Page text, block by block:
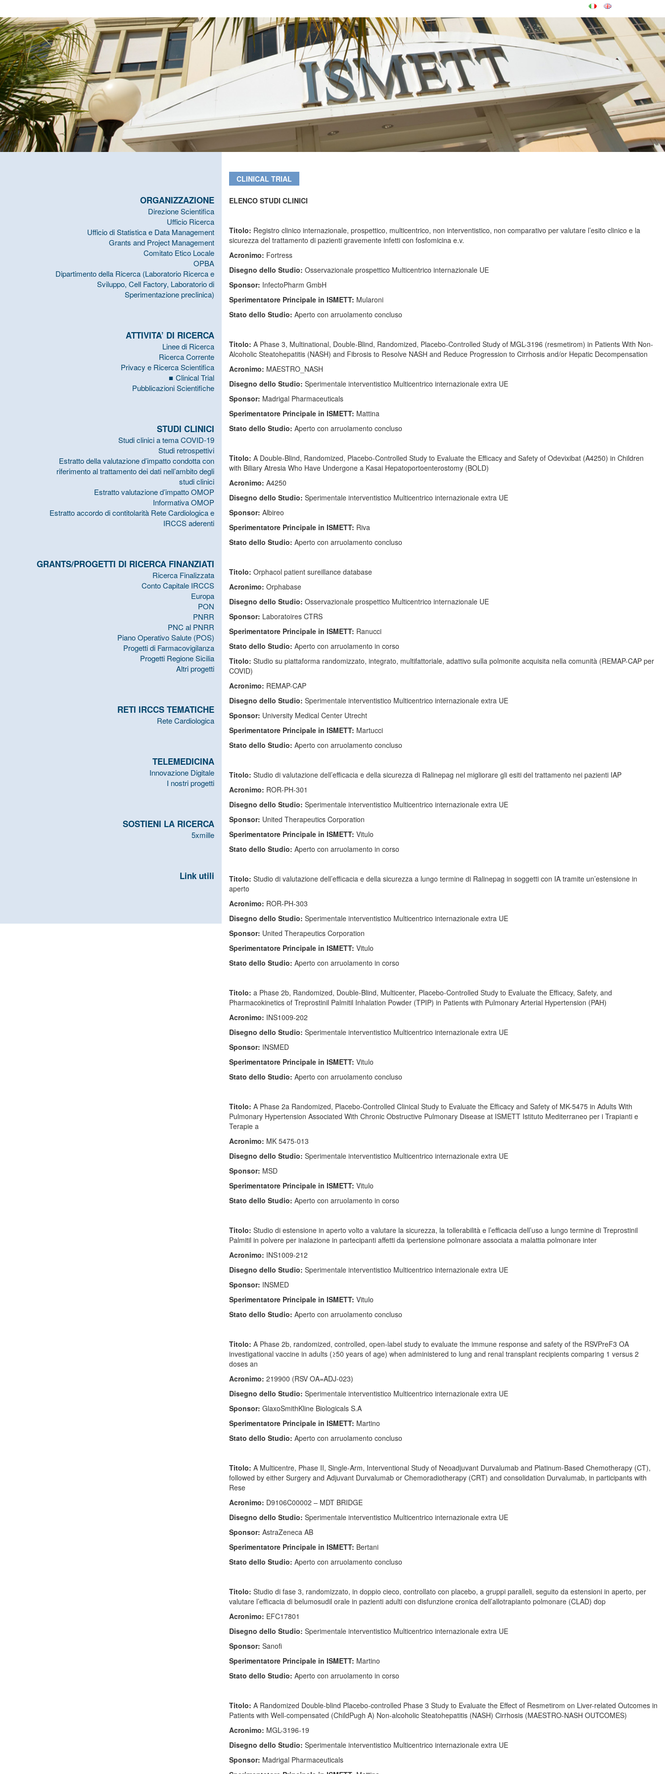
ORGANIZZAZIONE
Direzione Scientifica
Ufficio Ricerca
Ufficio di Statistica e Data Management
Grants and Project Management
Comitato Etico Locale
OPBA
Dipartimento della Ricerca (Laboratorio Ricerca e
Sviluppo, Cell Factory, Laboratorio di
Sperimentazione preclinica)
ATTIVITA’ DI RICERCA
Linee di Ricerca
Ricerca Corrente
Privacy e Ricerca Scientifica
Clinical Trial
Pubblicazioni Scientifiche
STUDI CLINICI
Studi clinici a tema COVID-19
Studi retrospettivi
Estratto della valutazione d’impatto condotta con
riferimento al trattamento dei dati nell’ambito degli
studi clinici
Estratto valutazione d’impatto OMOP
Informativa OMOP
Estratto accordo di contitolarità Rete Cardiologica e
IRCCS aderenti
GRANTS/PROGETTI DI RICERCA FINANZIATI
Ricerca Finalizzata
Conto Capitale IRCCS
Europa
PON
PNRR
PNC al PNRR
Piano Operativo Salute (POS)
Progetti di Farmacovigilanza
Progetti Regione Sicilia
Altri progetti
RETI IRCCS TEMATICHE
Rete Cardiologica
TELEMEDICINA
Innovazione Digitale
I nostri progetti
SOSTIENI LA RICERCA
5xmille
Link utili
CLINICAL TRIAL
ELENCO STUDI CLINICI
Titolo: Registro clinico internazionale, prospettico, multicentrico, non interventistico, non comparativo per valutare l’esito clinico e la
sicurezza del trattamento di pazienti gravemente infetti con fosfomicina e.v.
Acronimo: Fortress
Disegno dello Studio: Osservazionale prospettico Multicentrico internazionale UE
Sponsor: InfectoPharm GmbH
Sperimentatore Principale in ISMETT: Mularoni
Stato dello Studio: Aperto con arruolamento concluso
Titolo: A Phase 3, Multinational, Double-Blind, Randomized, Placebo-Controlled Study of MGL-3196 (resmetirom) in Patients With Non-
Alcoholic Steatohepatitis (NASH) and Fibrosis to Resolve NASH and Reduce Progression to Cirrhosis and/or Hepatic Decompensation
Acronimo: MAESTRO_NASH
Disegno dello Studio: Sperimentale interventistico Multicentrico internazionale extra UE
Sponsor: Madrigal Pharmaceuticals
Sperimentatore Principale in ISMETT: Mattina
Stato dello Studio: Aperto con arruolamento concluso
Titolo: A Double-Blind, Randomized, Placebo-Controlled Study to Evaluate the Efficacy and Safety of Odevixibat (A4250) in Children
with Biliary Atresia Who Have Undergone a Kasai Hepatoportoenterostomy (BOLD)
Acronimo: A4250
Disegno dello Studio: Sperimentale interventistico Multicentrico internazionale extra UE
Sponsor: Albireo
Sperimentatore Principale in ISMETT: Riva
Stato dello Studio: Aperto con arruolamento concluso
Titolo: Orphacol patient sureillance database
Acronimo: Orphabase
Disegno dello Studio: Osservazionale prospettico Multicentrico internazionale UE
Sponsor: Laboratoires CTRS
Sperimentatore Principale in ISMETT: Ranucci
Stato dello Studio: Aperto con arruolamento in corso
Titolo: Studio su piattaforma randomizzato, integrato, multifattoriale, adattivo sulla polmonite acquisita nella comunità (REMAP-CAP per
COVID)
Acronimo: REMAP-CAP
Disegno dello Studio: Sperimentale interventistico Multicentrico internazionale extra UE
Sponsor: University Medical Center Utrecht
Sperimentatore Principale in ISMETT: Martucci
Stato dello Studio: Aperto con arruolamento concluso
Titolo: Studio di valutazione dell’efficacia e della sicurezza di Ralinepag nel migliorare gli esiti del trattamento nei pazienti IAP
Acronimo: ROR-PH-301
Disegno dello Studio: Sperimentale interventistico Multicentrico internazionale extra UE
Sponsor: United Therapeutics Corporation
Sperimentatore Principale in ISMETT: Vitulo
Stato dello Studio: Aperto con arruolamento in corso
Titolo: Studio di valutazione dell’efficacia e della sicurezza a lungo termine di Ralinepag in soggetti con IA tramite un’estensione in
aperto
Acronimo: ROR-PH-303
Disegno dello Studio: Sperimentale interventistico Multicentrico internazionale extra UE
Sponsor: United Therapeutics Corporation
Sperimentatore Principale in ISMETT: Vitulo
Stato dello Studio: Aperto con arruolamento in corso
Titolo: a Phase 2b, Randomized, Double-Blind, Multicenter, Placebo-Controlled Study to Evaluate the Efficacy, Safety, and
Pharmacokinetics of Treprostinil Palmitil Inhalation Powder (TPIP) in Patients with Pulmonary Arterial Hypertension (PAH)
Acronimo: INS1009-202
Disegno dello Studio: Sperimentale interventistico Multicentrico internazionale extra UE
Sponsor: INSMED
Sperimentatore Principale in ISMETT: Vitulo
Stato dello Studio: Aperto con arruolamento concluso
Titolo: A Phase 2a Randomized, Placebo-Controlled Clinical Study to Evaluate the Efficacy and Safety of MK-5475 in Adults With
Pulmonary Hypertension Associated With Chronic Obstructive Pulmonary Disease at ISMETT Istituto Mediterraneo per i Trapianti e
Terapie a
Acronimo: MK 5475-013
Disegno dello Studio: Sperimentale interventistico Multicentrico internazionale extra UE
Sponsor: MSD
Sperimentatore Principale in ISMETT: Vitulo
Stato dello Studio: Aperto con arruolamento in corso
Titolo: Studio di estensione in aperto volto a valutare la sicurezza, la tollerabilità e l’efficacia dell’uso a lungo termine di Treprostinil
Palmitil in polvere per inalazione in partecipanti affetti da ipertensione polmonare associata a malattia polmonare inter
Acronimo: INS1009-212
Disegno dello Studio: Sperimentale interventistico Multicentrico internazionale extra UE
Sponsor: INSMED
Sperimentatore Principale in ISMETT: Vitulo
Stato dello Studio: Aperto con arruolamento concluso
Titolo: A Phase 2b, randomized, controlled, open-label study to evaluate the immune response and safety of the RSVPreF3 OA
investigational vaccine in adults (≥50 years of age) when administered to lung and renal transplant recipients comparing 1 versus 2
doses an
Acronimo: 219900 (RSV OA=ADJ-023)
Disegno dello Studio: Sperimentale interventistico Multicentrico internazionale extra UE
Sponsor: GlaxoSmithKline Biologicals S.A
Sperimentatore Principale in ISMETT: Martino
Stato dello Studio: Aperto con arruolamento concluso
Titolo: A Multicentre, Phase II, Single-Arm, Interventional Study of Neoadjuvant Durvalumab and Platinum-Based Chemotherapy (CT),
followed by either Surgery and Adjuvant Durvalumab or Chemoradiotherapy (CRT) and consolidation Durvalumab, in participants with
Rese
Acronimo: D9106C00002 – MDT BRIDGE
Disegno dello Studio: Sperimentale interventistico Multicentrico internazionale extra UE
Sponsor: AstraZeneca AB
Sperimentatore Principale in ISMETT: Bertani
Stato dello Studio: Aperto con arruolamento concluso
Titolo: Studio di fase 3, randomizzato, in doppio cieco, controllato con placebo, a gruppi paralleli, seguito da estensioni in aperto, per
valutare l’efficacia di belumosudil orale in pazienti adulti con disfunzione cronica dell’allotrapianto polmonare (CLAD) dop
Acronimo: EFC17801
Disegno dello Studio: Sperimentale interventistico Multicentrico internazionale extra UE
Sponsor: Sanofi
Sperimentatore Principale in ISMETT: Martino
Stato dello Studio: Aperto con arruolamento in corso
Titolo: A Randomized Double-blind Placebo-controlled Phase 3 Study to Evaluate the Effect of Resmetirom on Liver-related Outcomes in
Patients with Well-compensated (ChildPugh A) Non-alcoholic Steatohepatitis (NASH) Cirrhosis (MAESTRO-NASH OUTCOMES)
Acronimo: MGL-3196-19
Disegno dello Studio: Sperimentale interventistico Multicentrico internazionale extra UE
Sponsor: Madrigal Pharmaceuticals